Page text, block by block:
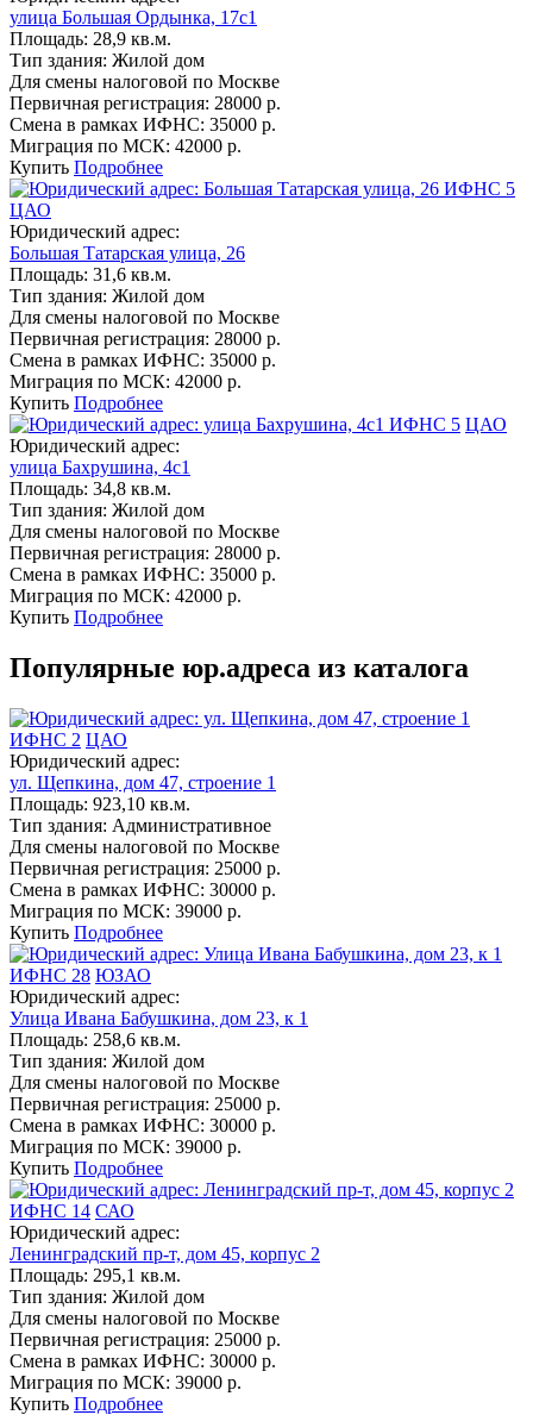
улица Большая Ордынка, 17с1
Площадь: 28,9 кв.м.
Тип здания: Жилой дом
Для смены налоговой по Москве
Первичная регистрация: 28000 р.
Смена в рамках ИФНС: 35000 р.
Миграция по МСК: 42000 р.
Купить Подробнее
ИФНС 5
ЦАО
Юридический адрес:
Большая Татарская улица, 26
Площадь: 31,6 кв.м.
Тип здания: Жилой дом
Для смены налоговой по Москве
Первичная регистрация: 28000 р.
Смена в рамках ИФНС: 35000 р.
Миграция по МСК: 42000 р.
Купить Подробнее
ИФНС 5 ЦАО
Юридический адрес:
улица Бахрушина, 4с1
Площадь: 34,8 кв.м.
Тип здания: Жилой дом
Для смены налоговой по Москве
Первичная регистрация: 28000 р.
Смена в рамках ИФНС: 35000 р.
Миграция по МСК: 42000 р.
Купить Подробнее
Популярные юр.адреса из каталога
ИФНС 2 ЦАО
Юридический адрес:
ул. Щепкина, дом 47, строение 1
Площадь: 923,10 кв.м.
Тип здания: Административное
Для смены налоговой по Москве
Первичная регистрация: 25000 р.
Смена в рамках ИФНС: 30000 р.
Миграция по МСК: 39000 р.
Купить Подробнее
ИФНС 28 ЮЗАО
Юридический адрес:
Улица Ивана Бабушкина, дом 23, к 1
Площадь: 258,6 кв.м.
Тип здания: Жилой дом
Для смены налоговой по Москве
Первичная регистрация: 25000 р.
Смена в рамках ИФНС: 30000 р.
Миграция по МСК: 39000 р.
Купить Подробнее
ИФНС 14 САО
Юридический адрес:
Ленинградский пр-т, дом 45, корпус 2
Площадь: 295,1 кв.м.
Тип здания: Жилой дом
Для смены налоговой по Москве
Первичная регистрация: 25000 р.
Смена в рамках ИФНС: 30000 р.
Миграция по МСК: 39000 р.
Купить Подробнее